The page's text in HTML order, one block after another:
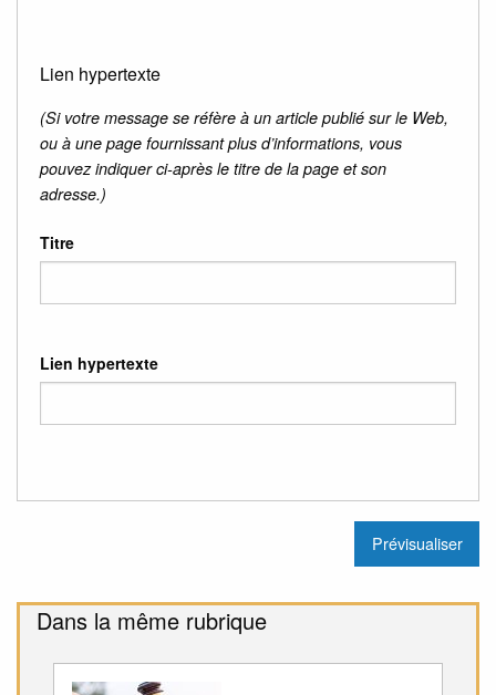
Lien hypertexte
(Si votre message se réfère à un article publié sur le Web,
ou à une page fournissant plus d’informations, vous
pouvez indiquer ci-après le titre de la page et son
adresse.)
Titre
Lien hypertexte
Dans la même rubrique